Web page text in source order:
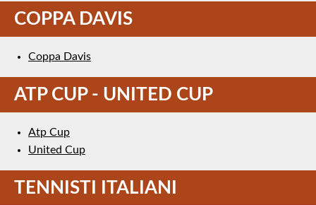
COPPA DAVIS
Coppa Davis
ATP CUP - UNITED CUP
Atp Cup
United Cup
TENNISTI ITALIANI